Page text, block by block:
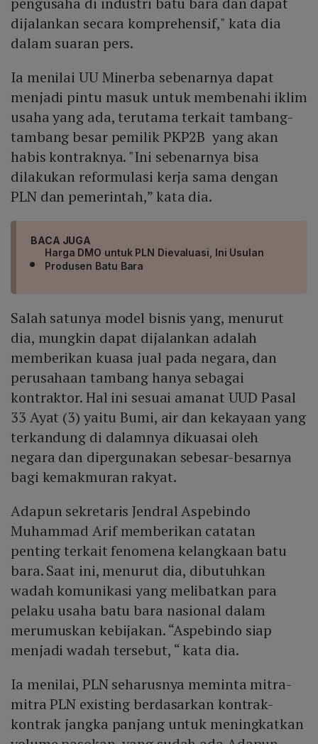
dijalankan secara komprehensif," kata dia
dalam suaran pers.
Ia menilai UU Minerba sebenarnya dapat
menjadi pintu masuk untuk membenahi iklim
usaha yang ada, terutama terkait tambang-
tambang besar pemilik PKP2B yang akan
habis kontraknya. "Ini sebenarnya bisa
dilakukan reformulasi kerja sama dengan
PLN dan pemerintah,” kata dia.
BACA JUGA
Harga DMO untuk PLN Dievaluasi, Ini Usulan
Produsen Batu Bara
Salah satunya model bisnis yang, menurut
dia, mungkin dapat dijalankan adalah
memberikan kuasa jual pada negara, dan
perusahaan tambang hanya sebagai
kontraktor. Hal ini sesuai amanat UUD Pasal
33 Ayat (3) yaitu Bumi, air dan kekayaan yang
terkandung di dalamnya dikuasai oleh
negara dan dipergunakan sebesar-besarnya
bagi kemakmuran rakyat.
Adapun sekretaris Jendral Aspebindo
Muhammad Arif memberikan catatan
penting terkait fenomena kelangkaan batu
bara. Saat ini, menurut dia, dibutuhkan
wadah komunikasi yang melibatkan para
pelaku usaha batu bara nasional dalam
merumuskan kebijakan. “Aspebindo siap
menjadi wadah tersebut, “ kata dia.
Ia menilai, PLN seharusnya meminta mitra-
mitra PLN existing berdasarkan kontrak-
kontrak jangka panjang untuk meningkatkan